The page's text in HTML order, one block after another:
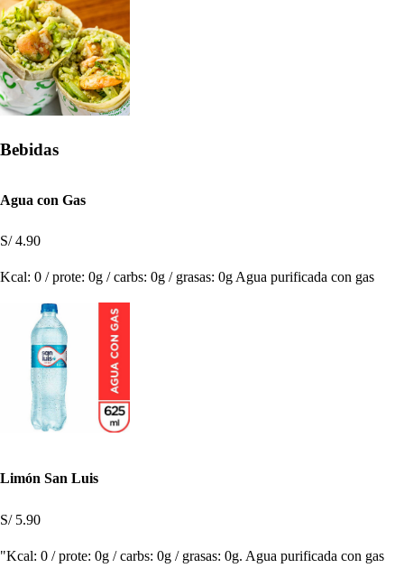
Bebidas
Agua con Gas
S/ 4.90
Kcal: 0 / prote: 0g / carbs: 0g / grasas: 0g Agua purificada con gas
Limón San Luis
S/ 5.90
"Kcal: 0 / prote: 0g / carbs: 0g / grasas: 0g. Agua purificada con gas